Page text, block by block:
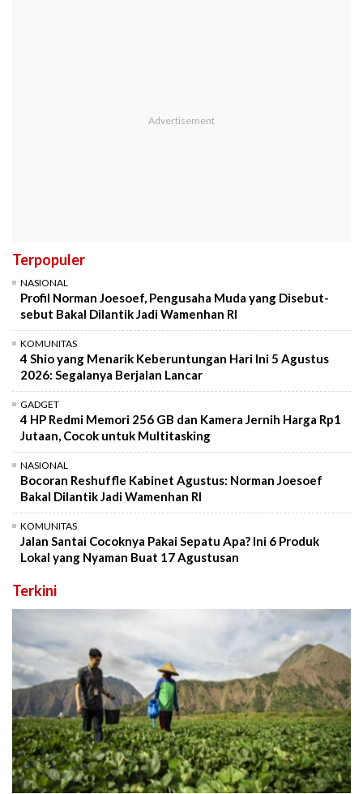
Terpopuler
NASIONAL
Profil Norman Joesoef, Pengusaha Muda yang Disebut-
sebut Bakal Dilantik Jadi Wamenhan RI
KOMUNITAS
4 Shio yang Menarik Keberuntungan Hari Ini 5 Agustus
2026: Segalanya Berjalan Lancar
GADGET
4 HP Redmi Memori 256 GB dan Kamera Jernih Harga Rp1
Jutaan, Cocok untuk Multitasking
NASIONAL
Bocoran Reshuffle Kabinet Agustus: Norman Joesoef
Bakal Dilantik Jadi Wamenhan RI
KOMUNITAS
Jalan Santai Cocoknya Pakai Sepatu Apa? Ini 6 Produk
Lokal yang Nyaman Buat 17 Agustusan
Terkini